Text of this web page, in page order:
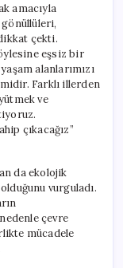
amacıyla
çekti.
eşsiz bir
alanlarımızı
Farklı illerden
ve
çıkacağız”
da ekolojik
vurguladı.
çevre
mücadele